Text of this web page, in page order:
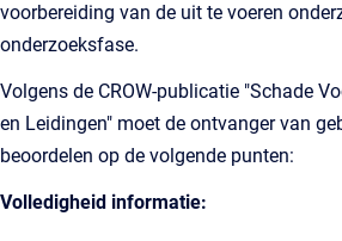
voorbereiding van de uit te voeren
onderzoeksfase.
Volgens de CROW-publicatie "Schade
en Leidingen" moet de ontvanger van
beoordelen op de volgende punten:
Volledigheid informatie: